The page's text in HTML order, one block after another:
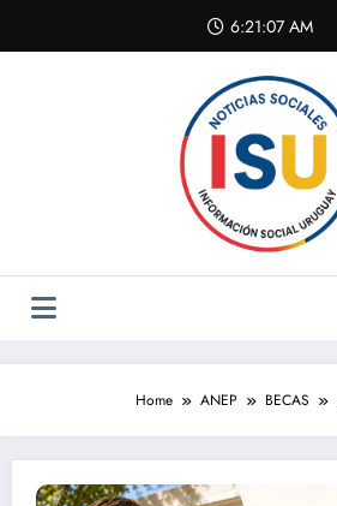
content
6:21:08 AM
Home ANEP BECAS